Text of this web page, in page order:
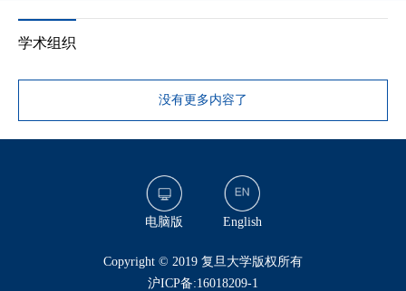
学术组织
没有更多内容了
电脑版 English
​Copyright © 2019 复旦大学版权所有
沪ICP备:16018209-1